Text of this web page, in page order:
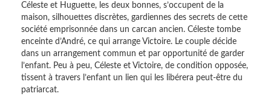
Céleste et Huguette, les deux bonnes, s’occupent de la
maison, silhouettes discrètes, gardiennes des secrets de cette
société emprisonnée dans un carcan ancien. Céleste tombe
enceinte d’André, ce qui arrange Victoire. Le couple décide
dans un arrangement commun et par opportunité de garder
l’enfant. Peu à peu, Céleste et Victoire, de condition opposée,
tissent à travers l’enfant un lien qui les libérera peut-être du
patriarcat.